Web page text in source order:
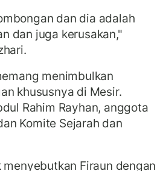
dan dia adalah
dan juga kerusakan,"
menimbulkan
khususnya di Mesir.
Rahim Rayhan, anggota
Komite Sejarah dan
Firaun dengan